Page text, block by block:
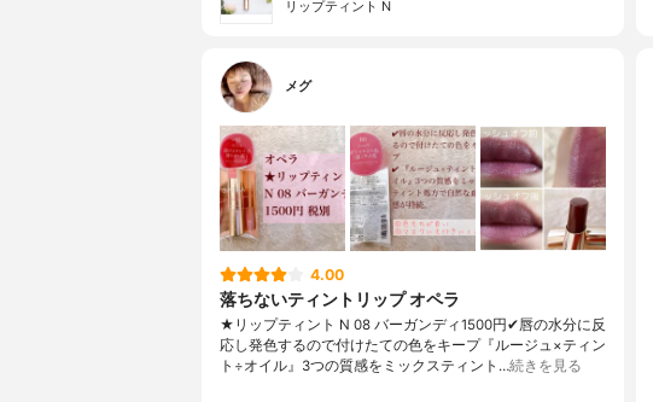
リップティント N
メグ
4.00
落ちないティントリップ オペラ
★リップティント N 08 バーガンディ1500円✔︎唇の水分に反
応し発色するので付けたての色をキープ『ルージュ×ティン
ト÷オイル』3つの質感をミックスティント…続きを見る